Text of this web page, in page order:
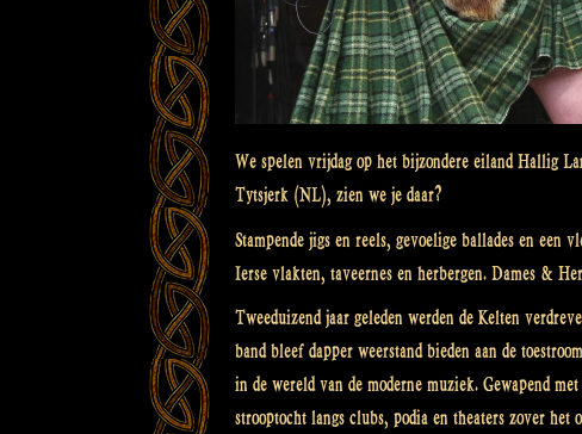
We spelen vrijdag op het bijzondere eiland Hallig
Tytsjerk (NL), zien we je daar?
Stampende jigs en reels, gevoelige ballades en een
Ierse vlakten, taveernes en herbergen. Dames &
Tweeduizend jaar geleden werden de Kelten
band bleef dapper weerstand bieden aan de
in de wereld van de moderne muziek. Gewapend
strooptocht langs clubs, podia en theaters zover het